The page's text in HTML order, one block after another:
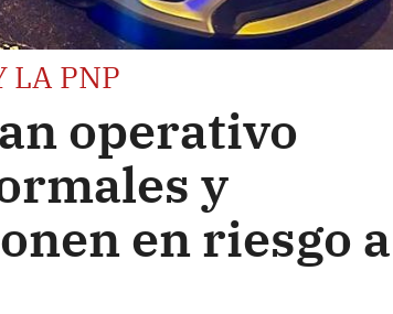
LA PNP
operativo
y
en riesgo a